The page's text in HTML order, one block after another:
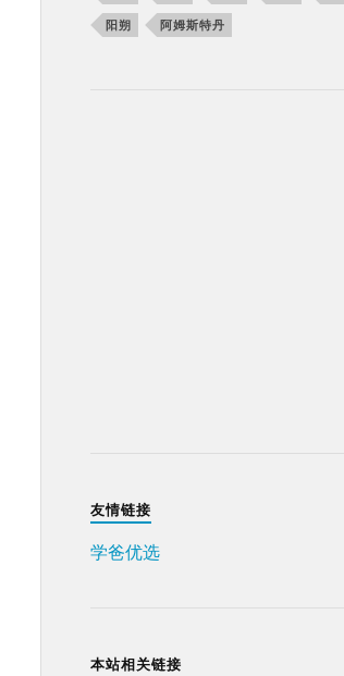
阳朔 阿姆斯特丹
友情链接
学爸优选
本站相关链接